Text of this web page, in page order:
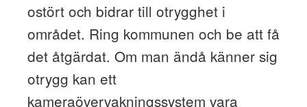
ostört och bidrar till otrygghet i
området. Ring kommunen och be att få
det åtgärdat. Om man ändå känner sig
otrygg kan ett
kameraövervakningssystem vara